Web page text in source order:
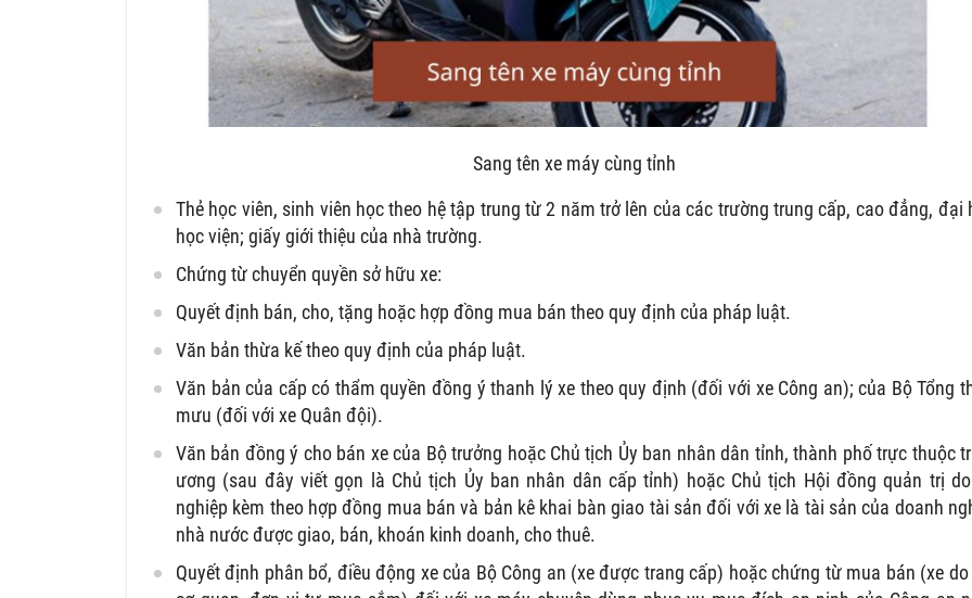
Sang tên xe máy cùng tỉnh
Thẻ học viên, sinh viên học theo hệ tập trung từ 2 năm trở lên của các trường trung cấp, cao đẳng, đại
học viện; giấy giới thiệu của nhà trường.
Chứng từ chuyển quyền sở hữu xe:
Quyết định bán, cho, tặng hoặc hợp đồng mua bán theo quy định của pháp luật.
Văn bản thừa kế theo quy định của pháp luật.
Văn bản của cấp có thẩm quyền đồng ý thanh lý xe theo quy định (đối với xe Công an); của Bộ Tổng
mưu (đối với xe Quân đội).
Văn bản đồng ý cho bán xe của Bộ trưởng hoặc Chủ tịch Ủy ban nhân dân tỉnh, thành phố trực thuộc
ương (sau đây viết gọn là Chủ tịch Ủy ban nhân dân cấp tỉnh) hoặc Chủ tịch Hội đồng quản trị
nghiệp kèm theo hợp đồng mua bán và bản kê khai bàn giao tài sản đối với xe là tài sản của doanh
nhà nước được giao, bán, khoán kinh doanh, cho thuê.
Quyết định phân bổ, điều động xe của Bộ Công an (xe được trang cấp) hoặc chứng từ mua bán (xe